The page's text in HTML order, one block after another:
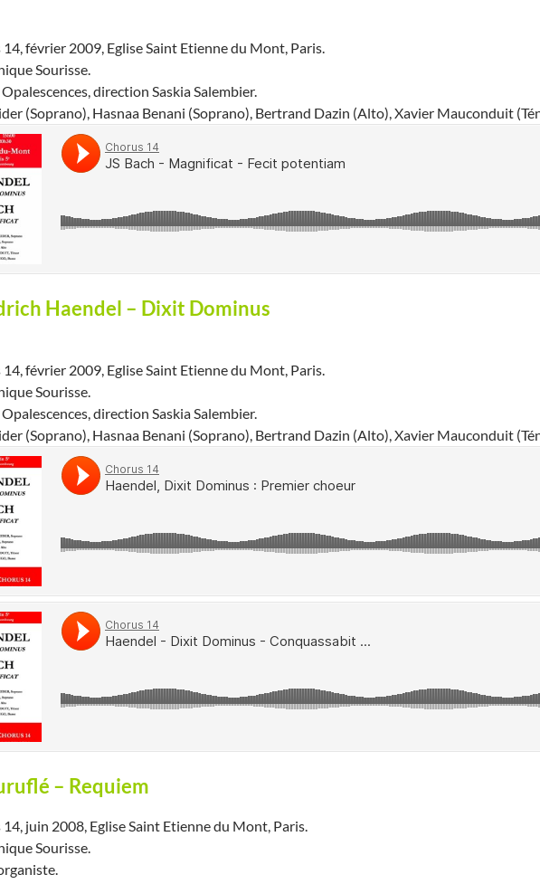
février 2009, Eglise Saint Etienne du Mont, Paris.
Sourisse.
Opalescences, direction Saskia Salembier.
(Soprano), Hasnaa Benani (Soprano), Bertrand Dazin (Alto), Xavier Mauconduit
Haendel – Dixit Dominus
février 2009, Eglise Saint Etienne du Mont, Paris.
Sourisse.
Opalescences, direction Saskia Salembier.
(Soprano), Hasnaa Benani (Soprano), Bertrand Dazin (Alto), Xavier Mauconduit
– Requiem
juin 2008, Eglise Saint Etienne du Mont, Paris.
Sourisse.